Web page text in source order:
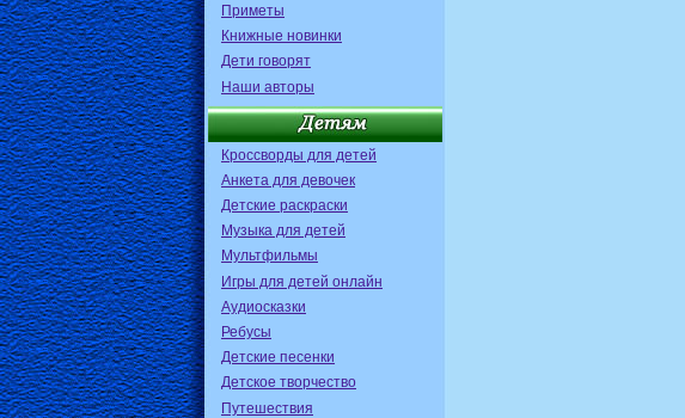
Приметы
Книжные новинки
Дети говорят
Наши авторы
Кроссворды для детей
Анкета для девочек
Детские раскраски
Музыка для детей
Мультфильмы
Игры для детей онлайн
Аудиосказки
Ребусы
Детские песенки
Детское творчество
Путешествия